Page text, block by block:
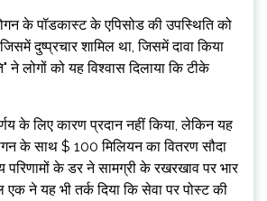
के पॉडकास्ट के एपिसोड की उपस्थिति को
दुष्प्रचार शामिल था, जिसमें दावा किया
ने लोगों को यह विश्वास दिलाया कि टीके
के लिए कारण प्रदान नहीं किया, लेकिन यह
के साथ $ 100 मिलियन का वितरण सौदा
परिणामों के डर ने सामग्री के रखरखाव पर भार
ने यह भी तर्क दिया कि सेवा पर पोस्ट की